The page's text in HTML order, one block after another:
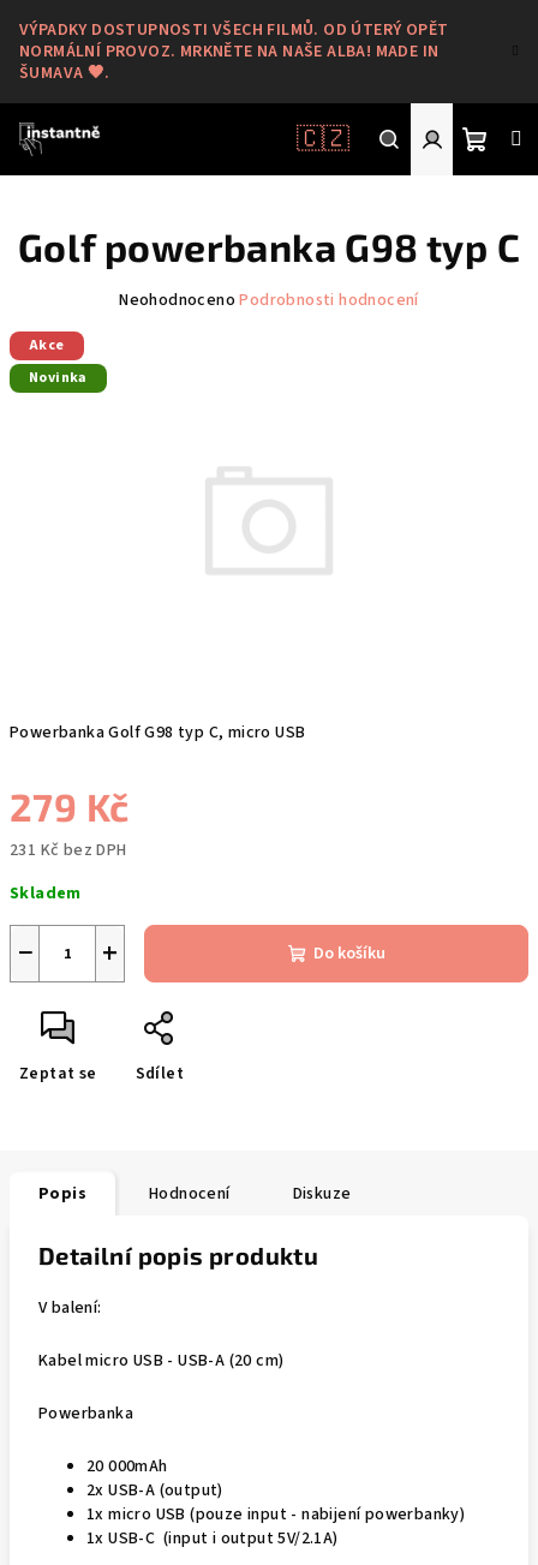
obsah
VÝPADKY DOSTUPNOSTI VŠECH FILMŮ. OD ÚTERÝ OPĚT
NORMÁLNÍ PROVOZ. MRKNĚTE NA NAŠE ALBA! MADE IN
ŠUMAVA 🖤.
🇨🇿
Hledat Přihlášení
košík
Powerbanka Golf G98 typ C, micro USB
279 Kč
231 Kč bez DPH
cena:
Skladem
+
− Do košíku
Zeptat se Sdílet
Golf powerbanka G98 typ C
Průměrné
Neohodnoceno Podrobnosti hodnocení
Akce
Novinka
Popis Hodnocení Diskuze
Detailní popis produktu
V balení:
Kabel micro USB - USB-A (20 cm)
Powerbanka
20 000mAh
2x USB-A (output)
1x micro USB (pouze input - nabijení powerbanky)
1x USB-C (input i output 5V/2.1A)